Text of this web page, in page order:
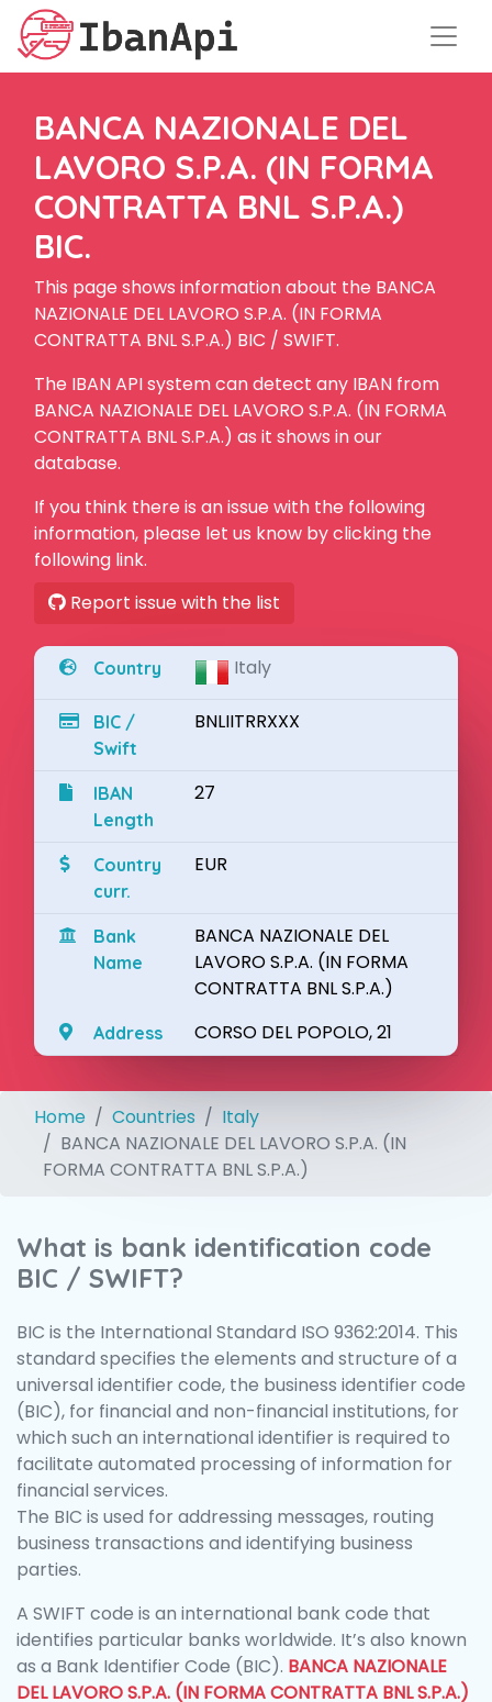
BANCA NAZIONALE DEL
LAVORO S.P.A. (IN FORMA
CONTRATTA BNL S.P.A.)
BIC.
This page shows information about the BANCA
NAZIONALE DEL LAVORO S.P.A. (IN FORMA
CONTRATTA BNL S.P.A.) BIC / SWIFT.
The IBAN API system can detect any IBAN from
BANCA NAZIONALE DEL LAVORO S.P.A. (IN FORMA
CONTRATTA BNL S.P.A.) as it shows in our
database.
If you think there is an issue with the following
information, please let us know by clicking the
following link.
Report issue with the list
Country Italy
BIC /
Swift
BNLIITRRXXX
IBAN
Length
27
Country
curr.
EUR
Bank
Name
BANCA NAZIONALE DEL
LAVORO S.P.A. (IN FORMA
CONTRATTA BNL S.P.A.)
Address CORSO DEL POPOLO, 21
Home Countries
Italy
BANCA NAZIONALE DEL LAVORO S.P.A. (IN
FORMA CONTRATTA BNL S.P.A.)
What is bank identification code
BIC / SWIFT?
BIC is the International Standard ISO 9362:2014. This
standard specifies the elements and structure of a
universal identifier code, the business identifier code
(BIC), for financial and non-financial institutions, for
which such an international identifier is required to
facilitate automated processing of information for
financial services.
The BIC is used for addressing messages, routing
business transactions and identifying business
parties.
A SWIFT code is an international bank code that
identifies particular banks worldwide. It’s also known
as a Bank Identifier Code (BIC). BANCA NAZIONALE
DEL LAVORO S.P.A. (IN FORMA CONTRATTA BNL S.P.A.)